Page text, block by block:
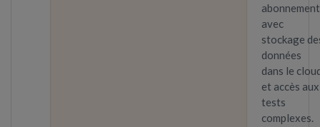
abonnement
avec
stockage
données
dans le
et accès aux
tests
complexes.